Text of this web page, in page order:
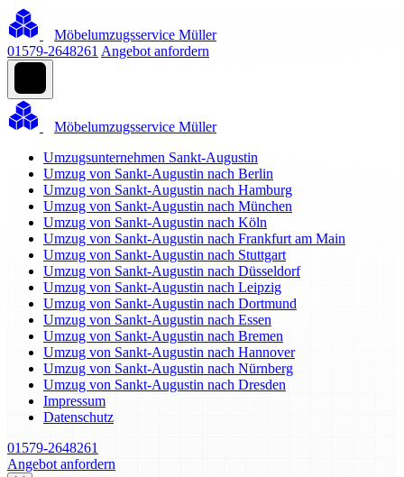
Möbelumzugsservice Müller
01579-2648261 Angebot anfordern
Möbelumzugsservice Müller
Umzugsunternehmen Sankt-Augustin
Umzug von Sankt-Augustin nach Berlin
Umzug von Sankt-Augustin nach Hamburg
Umzug von Sankt-Augustin nach München
Umzug von Sankt-Augustin nach Köln
Umzug von Sankt-Augustin nach Frankfurt am Main
Umzug von Sankt-Augustin nach Stuttgart
Umzug von Sankt-Augustin nach Düsseldorf
Umzug von Sankt-Augustin nach Leipzig
Umzug von Sankt-Augustin nach Dortmund
Umzug von Sankt-Augustin nach Essen
Umzug von Sankt-Augustin nach Bremen
Umzug von Sankt-Augustin nach Hannover
Umzug von Sankt-Augustin nach Nürnberg
Umzug von Sankt-Augustin nach Dresden
Impressum
Datenschutz
01579-2648261
Angebot anfordern